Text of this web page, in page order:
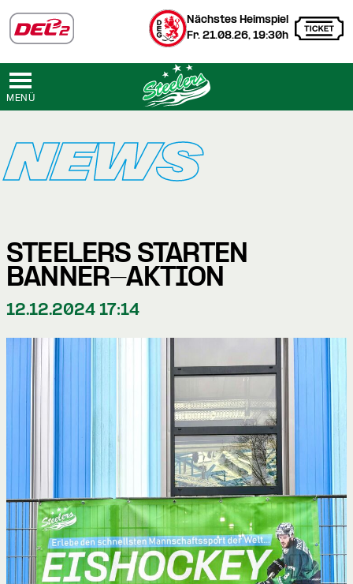
Nächstes Heimspiel
Fr. 21.08.26, 19:30h
MENÜ
NEWS
STEELERS STARTEN
BANNER-AKTION
12.12.2024 17:14